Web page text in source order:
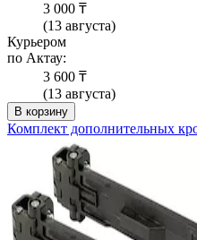
3 000 ₸
(13 августа)
Курьером
по Актау:
3 600 ₸
(13 августа)
В корзину
Комплект дополнительных